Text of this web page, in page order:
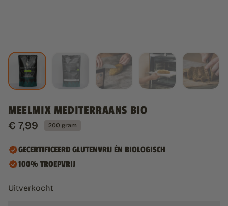
MEELMIX MEDITERRAANS BIO
€ 7,99 200 gram
GECERTIFICEERD GLUTENVRIJ ÉN BIOLOGISCH
100% TROEPVRIJ
Uitverkocht